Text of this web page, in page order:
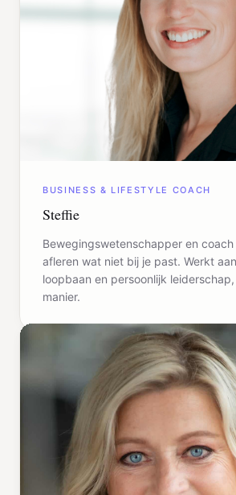
Steffie
Bewegingswetenschapper en coach
afleren wat niet bij je past. Werkt
loopbaan en persoonlijk
manier.